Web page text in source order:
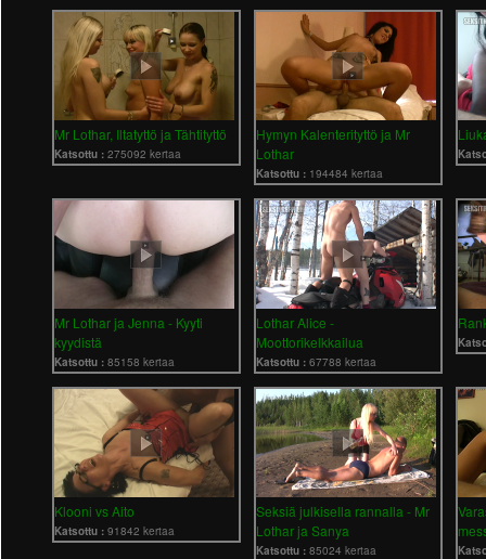
Mr Lothar, Iltatyttö ja Tähtityttö
Katsottu :275092 kertaa
Hymyn Kalenterityttö ja Mr
Lothar
Katsottu : 194484 kertaa
Mr Lothar ja Jenna - Kyyti
kyydistä
Katsottu :85158 kertaa
Lothar Alice -
Moottorikelkkailua
Katsottu :67788 kertaa
Klooni vs Aito
Katsottu :91842 kertaa
Seksiä julkisella rannalla - Mr
Lothar ja Sanya
Katsottu :85024 kertaa